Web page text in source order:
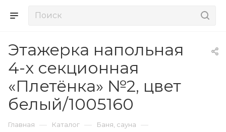
Этажерка напольная
4-х секционная
«Плетёнка» №2, цвет
белый/1005160
Главная — Каталог — Баня, сауна —